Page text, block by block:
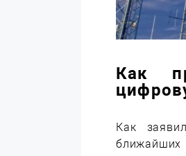
Как
Как
ближайших